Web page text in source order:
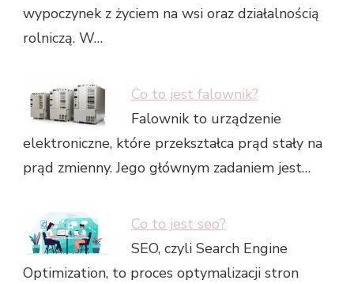
wypoczynek z życiem na wsi oraz działalnością
rolniczą. W…
Co to jest falownik?
Falownik to urządzenie
elektroniczne, które przekształca prąd stały na
prąd zmienny. Jego głównym zadaniem jest…
Co to jest seo?
SEO, czyli Search Engine
Optimization, to proces optymalizacji stron